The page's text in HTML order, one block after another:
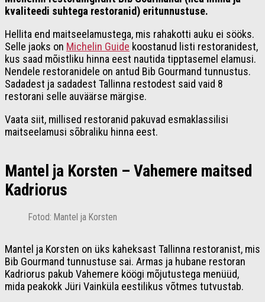
kvaliteedi suhtega restoranid) eritunnustuse.
Hellita end maitseelamustega, mis rahakotti auku ei sööks.
Selle jaoks on Michelin Guide koostanud listi restoranidest,
kus saad mõistliku hinna eest nautida tipptasemel elamusi.
Nendele restoranidele on antud Bib Gourmand tunnustus.
Sadadest ja sadadest Tallinna restodest said vaid 8
restorani selle auväärse märgise.
Vaata siit, millised restoranid pakuvad esmaklassilisi
maitseelamusi sõbraliku hinna eest.
Mantel ja Korsten – Vahemere maitsed
Kadriorus
Fotod: Mantel ja Korsten
Mantel ja Korsten on üks kaheksast Tallinna restoranist, mis
Bib Gourmand tunnustuse sai. Armas ja hubane restoran
Kadriorus pakub Vahemere köögi mõjutustega menüüd,
mida peakokk Jüri Vainküla eestilikus võtmes tutvustab.